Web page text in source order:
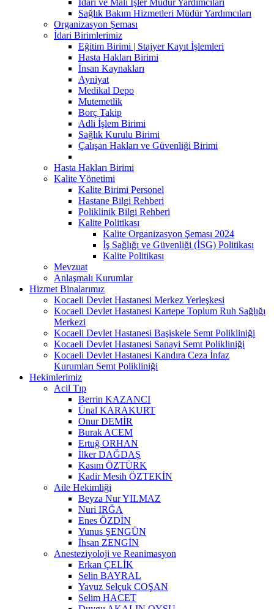
Sağlık Bakım Hizmetleri Müdür Yardımcıları
Organizasyon Şeması
İdari Birimlerimiz
Eğitim Birimi | Stajyer Kayıt İşlemleri
Hasta Hakları Birimi
İnsan Kaynakları
Ayniyat
Medikal Depo
Mutemetlik
Borç Takip
Adli İşlem Birimi
Sağlık Kurulu Birimi
Çalışan Hakları ve Güvenliği Birimi
Hasta Hakları Birimi
Kalite Yönetimi
Kalite Birimi Personel
Hastane Bilgi Rehberi
Poliklinik Bilgi Rehberi
Kalite Politikası
Kalite Organizasyon Şeması 2024
İş Sağlığı ve Güvenliği (İSG) Politikası
Kalite Politikası
Mevzuat
Anlaşmalı Kurumlar
Hizmet Binalarımız
Kocaeli Devlet Hastanesi Merkez Yerleşkesi
Kocaeli Devlet Hastanesi Kartepe Toplum Ruh Sağlığı
Merkezi
Kocaeli Devlet Hastanesi Başiskele Semt Polikliniği
Kocaeli Devlet Hastanesi Sanayi Semt Polikliniği
Kocaeli Devlet Hastanesi Kandıra Ceza İnfaz
Kurumları Semt Polikliniği
Hekimlerimiz
Acil Tıp
Berrin KAZANCI
Ünal KARAKURT
Onur DEMİR
Burak ACEM
Ertuğ ORHAN
İlker DAĞDAŞ
Kasım ÖZTÜRK
Kadir Mesih ÖZTEKİN
Aile Hekimliği
Beyza Nur YILMAZ
Nuri IRĞA
Enes ÖZDİN
Yunus ŞENGÜN
İhsan ZENGİN
Anesteziyoloji ve Reanimasyon
Erkan ÇELİK
Selin BAYRAL
Yavuz Selçuk COŞAN
Selim HACET